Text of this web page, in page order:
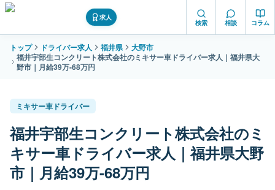
求人
検索 相談 コラム
トップ ドライバー求人 福井県
大野市
福井宇部生コンクリート株式会社のミキサー車ドライバー求人｜福井県大
野市｜月給39万-68万円
ミキサー車ドライバー
福井宇部生コンクリート株式会社のミ
キサー車ドライバー求人｜福井県大野
市｜月給39万-68万円